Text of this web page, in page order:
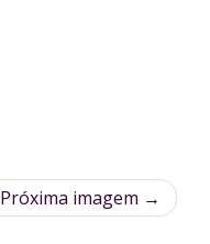
Próxima imagem →